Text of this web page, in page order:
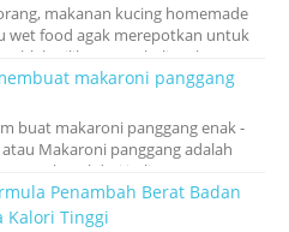
makanan kucing homemade
wet food agak merepotkan untuk
pilihan membeli mak...
makaroni panggang
buat makaroni panggang enak -
Makaroni panggang adalah
terkenal dari italia, m...
Penambah Berat Badan
Kalori Tinggi